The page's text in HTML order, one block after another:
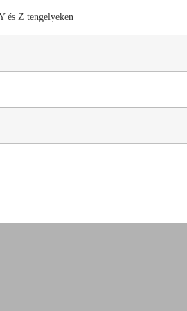
és Z tengelyeken